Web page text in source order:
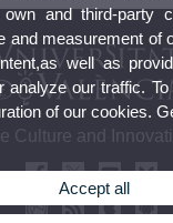
Culture and
and third-party
and measurement of
well as
analyze our traffic.
of our cookies.
Accept all